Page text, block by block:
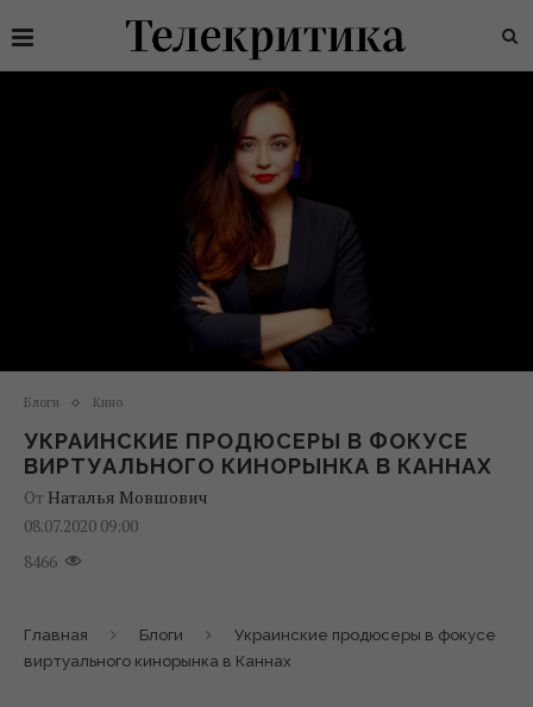
Блоги Кино
УКРАИНСКИЕ ПРОДЮСЕРЫ В ФОКУСЕ
ВИРТУАЛЬНОГО КИНОРЫНКА В КАННАХ
От Наталья Мовшович
08.07.2020 09:00
8466
Главная Блоги
Украинские продюсеры в фокусе
виртуального кинорынка в Каннах